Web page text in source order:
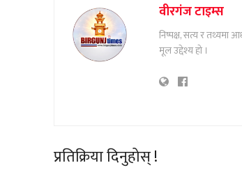
वीरगंज टाइम्स
निष्पक्ष, सत्य र तथ्यमा
मूल उद्देश्य हो ।
प्रतिक्रिया दिनुहोस् !